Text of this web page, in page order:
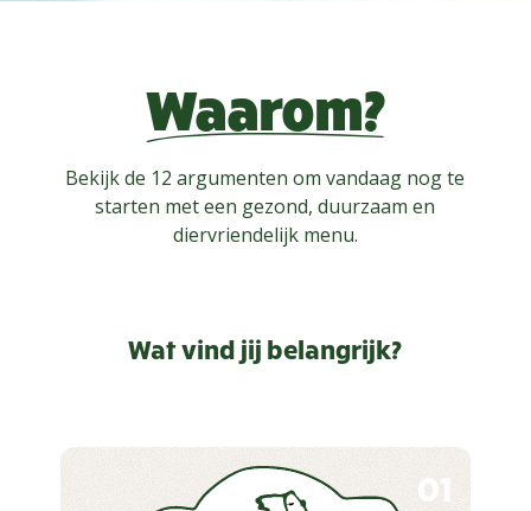
Waarom?
Bekijk de 12 argumenten om vandaag nog te
starten met een gezond, duurzaam en
diervriendelijk menu.
Wat vind jij belangrijk?
01